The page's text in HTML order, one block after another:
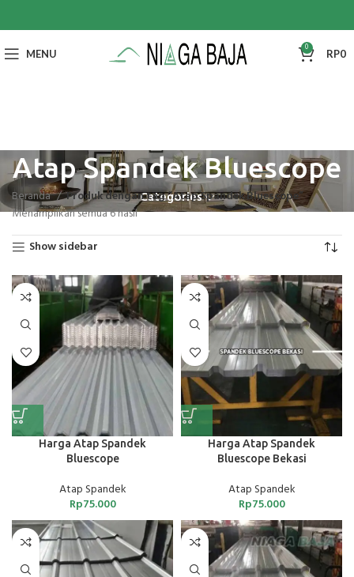
MENU 0 RP0
Atap Spandek Bluescope
Categories
Beranda
Produk dengan tag “Atap Spandek Bluescope”
Menampilkan semua 6 hasil
Show sidebar
Harga Atap Spandek
Bluescope
Atap Spandek
Rp75.000
Harga Atap Spandek
Bluescope Bekasi
Atap Spandek
Rp75.000